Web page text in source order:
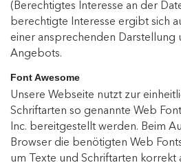
(Berechtigtes Interesse an der
berechtigte Interesse ergibt sich
einer ansprechenden Darstellung
Angebots.
Font Awesome
Unsere Webseite nutzt zur
Schriftarten so genannte Web
Inc. bereitgestellt werden. Beim
Browser die benötigten Web
um Texte und Schriftarten korrekt